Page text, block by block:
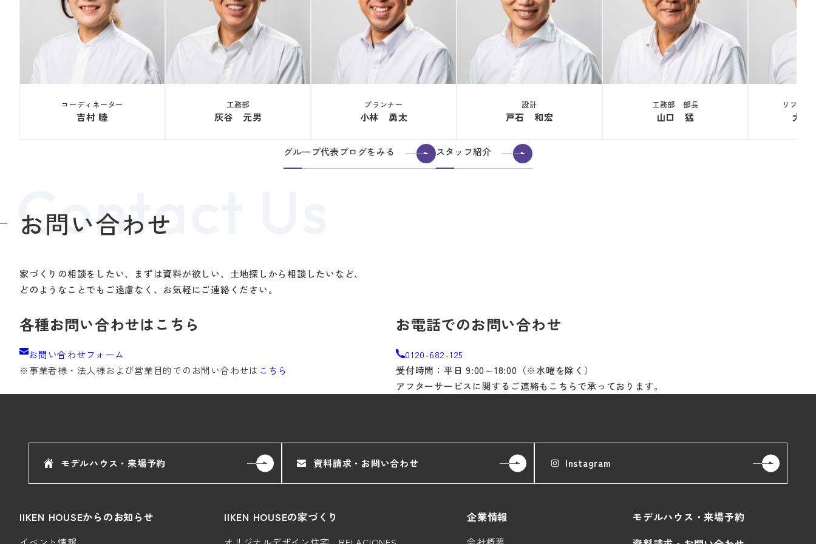
コーディネーター
吉村 睦
工務部
灰谷 元男
プランナー
小林 勇太
設計
戸石 和宏
工務部 部長
山口 猛
リフォ
大
グループ代表ブログをみる スタッフ紹介
お問い合わせ
家づくりの相談をしたい、まずは資料が欲しい、土地探しから相談したいなど、
どのようなことでもご遠慮なく、お気軽にご連絡ください。
各種お問い合わせはこちら
お問い合わせフォーム
※事業者様・法人様および営業目的でのお問い合わせは こちら
お電話でのお問い合わせ
0120-682-125
受付時間：平日 9:00～18:00（※水曜を除く）
アフターサービスに関するご連絡もこちらで承っております。
モデルハウス・来場予約 資料請求・お問い合わせ Instagram
IIKEN HOUSEからのお知らせ IIKEN HOUSEの家づくり 企業情報
モデルハウス・来場予約